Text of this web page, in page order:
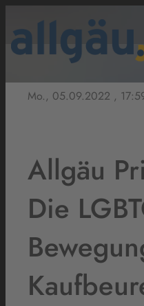
Mo., 05.09.2022 ,
Allgäu
Die